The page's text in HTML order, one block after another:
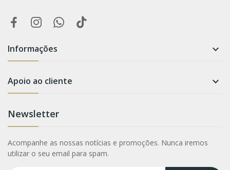
Informações 
Apoio ao cliente 
Newsletter
Acompanhe as nossas notícias e promoções. Nunca iremos
utilizar o seu email para spam.